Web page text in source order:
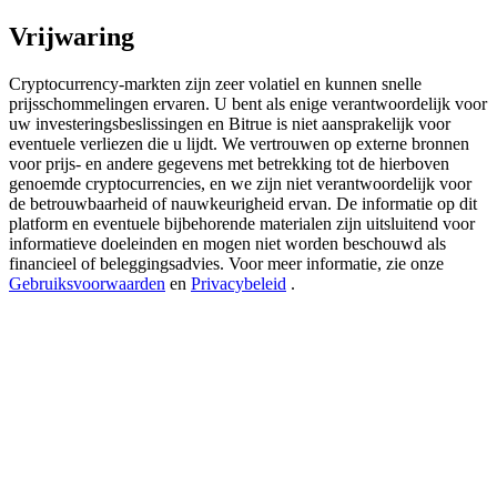
Share 500000 CASHCAT prize pool
Exclusive for BitMart Users
Register & Trade to Win 500,000 USDT
Precious Metals Trading Carnival
Trade Gold & Silver · 33,333 USDT Bonus
Vrijwaring
Cryptocurrency-markten zijn zeer volatiel en kunnen snelle
prijsschommelingen ervaren. U bent als enige verantwoordelijk voor
uw investeringsbeslissingen en Bitrue is niet aansprakelijk voor
eventuele verliezen die u lijdt. We vertrouwen op externe bronnen
voor prijs- en andere gegevens met betrekking tot de hierboven
genoemde cryptocurrencies, en we zijn niet verantwoordelijk voor
de betrouwbaarheid of nauwkeurigheid ervan. De informatie op dit
platform en eventuele bijbehorende materialen zijn uitsluitend voor
informatieve doeleinden en mogen niet worden beschouwd als
financieel of beleggingsadvies. Voor meer informatie, zie onze
Gebruiksvoorwaarden en Privacybeleid .